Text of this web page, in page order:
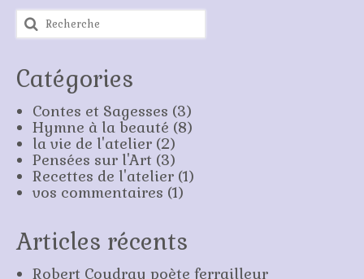
Rechercher
:
Catégories
Contes et Sagesses (3)
Hymne à la beauté (8)
la vie de l'atelier (2)
Pensées sur l'Art (3)
Recettes de l'atelier (1)
vos commentaires (1)
Articles récents
Robert Coudray poète ferrailleur